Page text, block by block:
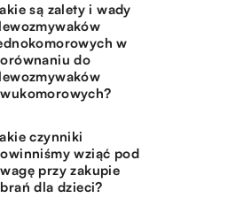
są zalety i wady
w
do
czynniki
wziąć pod
przy zakupie
dla dzieci?